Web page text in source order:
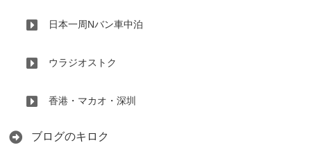
日本一周Nバン車中泊
ウラジオストク
香港・マカオ・深圳
ブログのキロク